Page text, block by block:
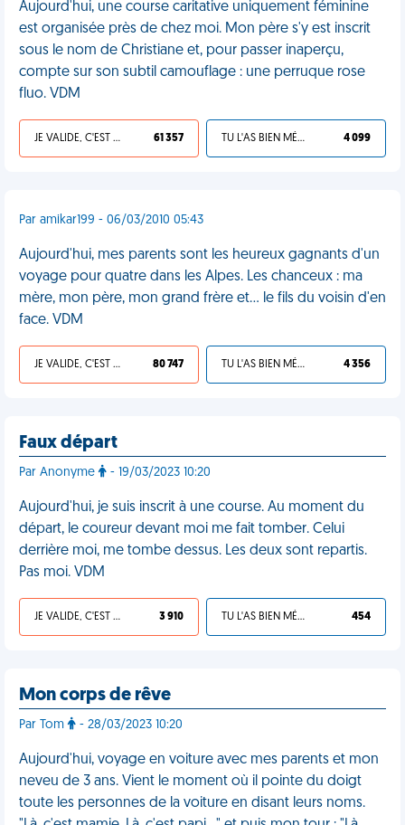
Aujourd'hui, une course caritative uniquement féminine
est organisée près de chez moi. Mon père s'y est inscrit
sous le nom de Christiane et, pour passer inaperçu,
compte sur son subtil camouflage : une perruque rose
fluo. VDM
JE VALIDE, C'EST UNE VDM 61 357 TU L'AS BIEN MÉRITÉ 4 099
Par amikar199 - 06/03/2010 05:43
Aujourd'hui, mes parents sont les heureux gagnants d'un
voyage pour quatre dans les Alpes. Les chanceux : ma
mère, mon père, mon grand frère et... le fils du voisin d'en
face. VDM
JE VALIDE, C'EST UNE VDM 80 747 TU L'AS BIEN MÉRITÉ 4 356
Faux départ
Par Anonyme - 19/03/2023 10:20
Aujourd'hui, je suis inscrit à une course. Au moment du
départ, le coureur devant moi me fait tomber. Celui
derrière moi, me tombe dessus. Les deux sont repartis.
Pas moi. VDM
JE VALIDE, C'EST UNE VDM 3 910 TU L'AS BIEN MÉRITÉ 454
Mon corps de rêve
Par Tom - 28/03/2023 10:20
Aujourd'hui, voyage en voiture avec mes parents et mon
neveu de 3 ans. Vient le moment où il pointe du doigt
toute les personnes de la voiture en disant leurs noms.